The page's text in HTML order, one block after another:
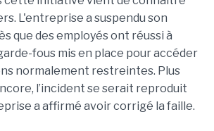
L'entreprise a suspendu son
que des employés ont réussi à
fous mis en place pour accéder
normalement restreintes. Plus
l’incident se serait reproduit
a affirmé avoir corrigé la faille.